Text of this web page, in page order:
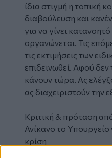
ίδια στιγμή η τοπική
διαβούλευση και
για να γίνει
οργανώνεται. Τις
τις εκτιμήσεις των
επιδεινωθεί. Αφού
κάνουν τώρα. Ας
ας διαχειριστούν την
Κριτική & πρόταση
Ανίκανο το Υπουργείο
κρίση